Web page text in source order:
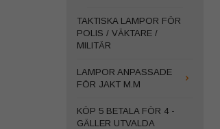
TAKTISKA LAMPOR FÖR
POLIS / VÄKTARE /
MILITÄR
LAMPOR ANPASSADE
FÖR JAKT M.M
KÖP 5 BETALA FÖR 4 -
GÄLLER UTVALDA